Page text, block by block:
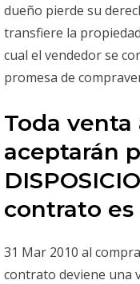
dueño pierde su
transfiere la
cual el vendedor se
promesa de
Toda
aceptarán
contrato
31 Mar 2010 al
contrato deviene una